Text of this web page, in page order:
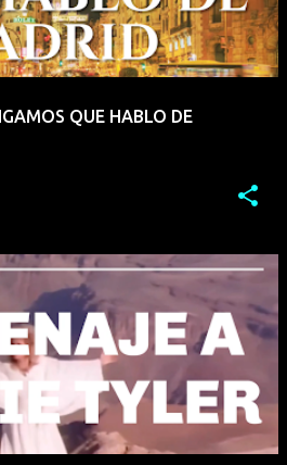
QUE HABLO DE